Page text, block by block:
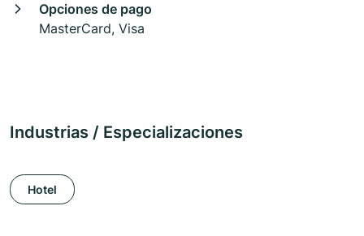
Opciones de pago
MasterCard, Visa
Industrias / Especializaciones
Hotel